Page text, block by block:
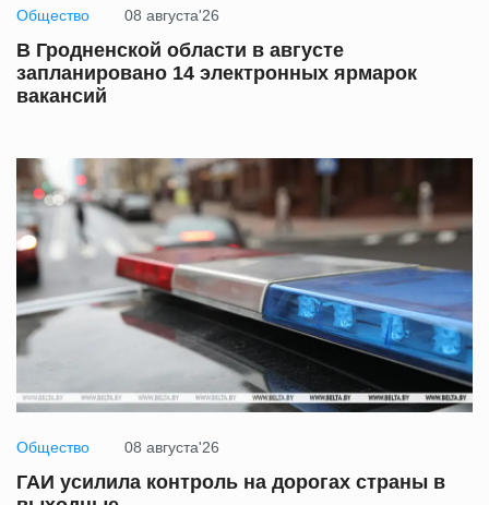
Общество 08 августа'26
В Гродненской области в августе
запланировано 14 электронных ярмарок
вакансий
Общество 08 августа'26
ГАИ усилила контроль на дорогах страны в